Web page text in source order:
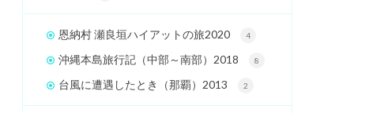
恩納村 瀬良垣ハイアットの旅2020 4
沖縄本島旅行記（中部～南部）2018 8
台風に遭遇したとき（那覇）2013 2